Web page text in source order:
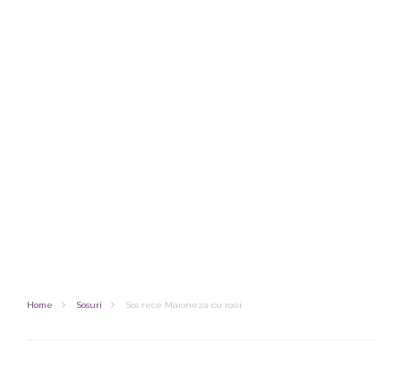
Home Sosuri Sos rece Maioneza cu rosii